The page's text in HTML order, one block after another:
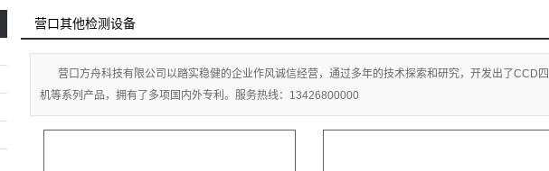
公司简介
联系我们 营口CCD四轮定位仪
营口夹具介绍
营口其他检测设备
营口方舟科技有限公司以踏实稳健的企业作风诚信经营，通过多年的技术探索和研究，开发出了CCD
机等系列产品，拥有了多项国内外专利。服务热线：13426800000